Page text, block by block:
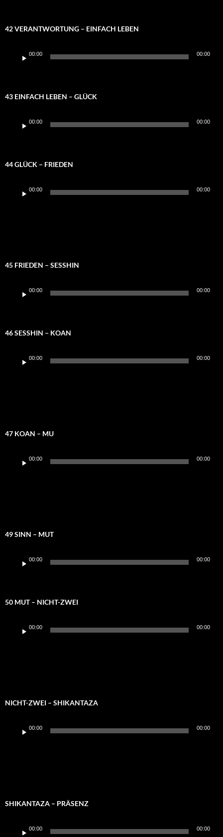
42 VERANTWORTUNG – EINFACH LEBEN
Player
00:00 00:00
43 EINFACH LEBEN – GLÜCK
Player
00:00 00:00
44 GLÜCK – FRIEDEN
Player
00:00 00:00
45 FRIEDEN – SESSHIN
Player
00:00 00:00
46 SESSHIN – KOAN
Player
00:00 00:00
47 KOAN – MU
Player
00:00 00:00
49 SINN – MUT
Player
00:00 00:00
50 MUT – NICHT-ZWEI
Player
00:00 00:00
NICHT-ZWEI – SHIKANTAZA
Player
00:00 00:00
SHIKANTAZA – PRÄSENZ
Player
00:00 00:00